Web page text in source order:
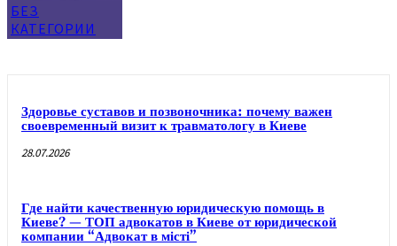
БЕЗ
КАТЕГОРИИ
Здоровье суставов и позвоночника: почему важен
своевременный визит к травматологу в Киеве
28.07.2026
Где найти качественную юридическую помощь в
Киеве? — ТОП адвокатов в Киеве от юридической
компании “Адвокат в місті”